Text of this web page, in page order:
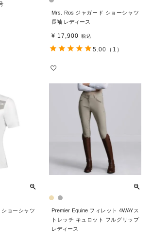
Mrs. Ros ジャガード ショーシャツ
長袖 レディース
¥ 17,900 税込
5.00 （1）
ョーシャツ
Premier Equine フィレット 4WAYス
トレッチ キュロット フルグリップ
レディース